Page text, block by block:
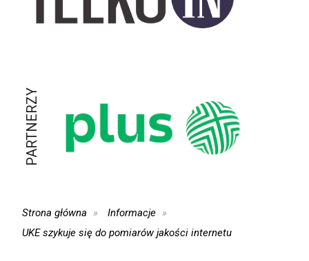
PARTNERZY
Strona główna
Informacje
UKE szykuje się do pomiarów jakości internetu